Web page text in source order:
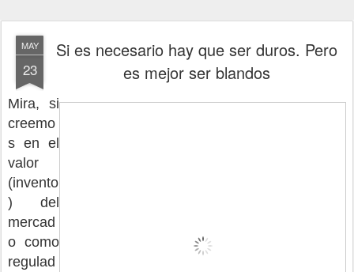
MAY
23
Si es necesario hay que ser duros. Pero
es mejor ser blandos
Mira, si
creemo
s en el
valor
(invento
) del
mercad
o como
regulad